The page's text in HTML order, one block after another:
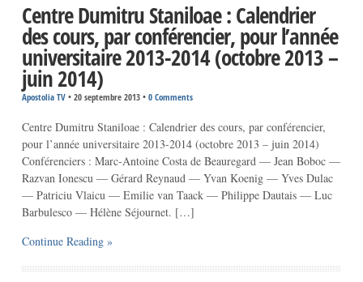
Centre Dumitru Staniloae : Calendrier
des cours, par conférencier, pour l’année
universitaire 2013-2014 (octobre 2013 –
juin 2014)
Apostolia TV• 20 septembre 2013• 0 Comments
Centre Dumitru Staniloae : Calendrier des cours, par conférencier,
pour l’année universitaire 2013-2014 (octobre 2013 – juin 2014)
Conférenciers : Marc-Antoine Costa de Beauregard — Jean Boboc —
Razvan Ionescu — Gérard Reynaud — Yvan Koenig — Yves Dulac
— Patriciu Vlaicu — Emilie van Taack — Philippe Dautais — Luc
Barbulesco — Hélène Séjournet. […]
Continue Reading »